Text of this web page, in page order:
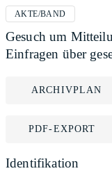
AKTE/BAND
Gesuch um
Einfragen über
ARCHIVPLAN
PDF-EXPORT
Identifikation